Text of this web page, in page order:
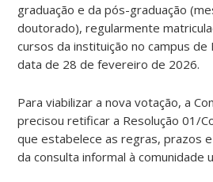
graduação e da pós-graduação
doutorado), regularmente
cursos da instituição no campus de
data de 28 de fevereiro de 2026.
Para viabilizar a nova votação, a
precisou retificar a Resolução 01/
que estabelece as regras, prazos
da consulta informal à comunidade